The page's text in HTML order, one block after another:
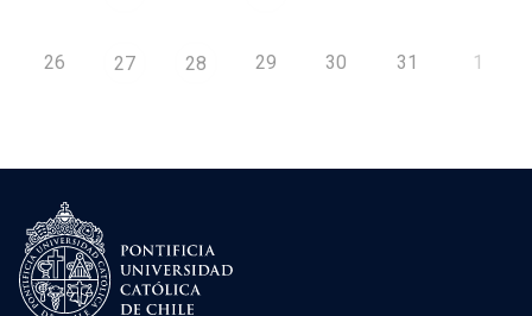
26 27 28 29 30 31 1